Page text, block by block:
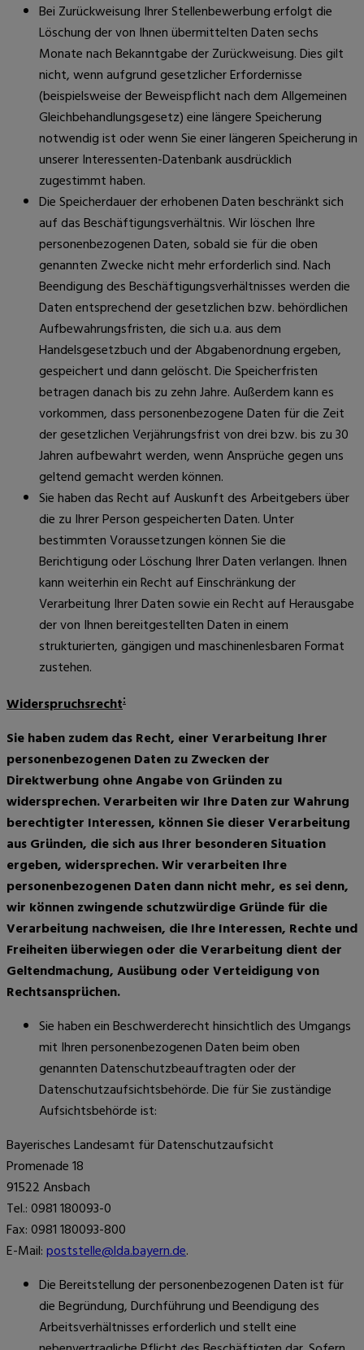
Bei Zurückweisung Ihrer Stellenbewerbung erfolgt die
Löschung der von Ihnen übermittelten Daten sechs
Monate nach Bekanntgabe der Zurückweisung. Dies gilt
nicht, wenn aufgrund gesetzlicher Erfordernisse
(beispielsweise der Beweispflicht nach dem Allgemeinen
Gleichbehandlungsgesetz) eine längere Speicherung
notwendig ist oder wenn Sie einer längeren Speicherung in
unserer Interessenten-Datenbank ausdrücklich
zugestimmt haben.
Die Speicherdauer der erhobenen Daten beschränkt sich
auf das Beschäftigungsverhältnis. Wir löschen Ihre
personenbezogenen Daten, sobald sie für die oben
genannten Zwecke nicht mehr erforderlich sind. Nach
Beendigung des Beschäftigungsverhältnisses werden die
Daten entsprechend der gesetzlichen bzw. behördlichen
Aufbewahrungsfristen, die sich u.a. aus dem
Handelsgesetzbuch und der Abgabenordnung ergeben,
gespeichert und dann gelöscht. Die Speicherfristen
betragen danach bis zu zehn Jahre. Außerdem kann es
vorkommen, dass personenbezogene Daten für die Zeit
der gesetzlichen Verjährungsfrist von drei bzw. bis zu 30
Jahren aufbewahrt werden, wenn Ansprüche gegen uns
geltend gemacht werden können.
Sie haben das Recht auf Auskunft des Arbeitgebers über
die zu Ihrer Person gespeicherten Daten. Unter
bestimmten Voraussetzungen können Sie die
Berichtigung oder Löschung Ihrer Daten verlangen. Ihnen
kann weiterhin ein Recht auf Einschränkung der
Verarbeitung Ihrer Daten sowie ein Recht auf Herausgabe
der von Ihnen bereitgestellten Daten in einem
strukturierten, gängigen und maschinenlesbaren Format
zustehen.
Widerspruchsrecht:
Sie haben zudem das Recht, einer Verarbeitung Ihrer
personenbezogenen Daten zu Zwecken der
Direktwerbung ohne Angabe von Gründen zu
widersprechen. Verarbeiten wir Ihre Daten zur Wahrung
berechtigter Interessen, können Sie dieser Verarbeitung
aus Gründen, die sich aus Ihrer besonderen Situation
ergeben, widersprechen. Wir verarbeiten Ihre
personenbezogenen Daten dann nicht mehr, es sei denn,
wir können zwingende schutzwürdige Gründe für die
Verarbeitung nachweisen, die Ihre Interessen, Rechte und
Freiheiten überwiegen oder die Verarbeitung dient der
Geltendmachung, Ausübung oder Verteidigung von
Rechtsansprüchen.
Sie haben ein Beschwerderecht hinsichtlich des Umgangs
mit Ihren personenbezogenen Daten beim oben
genannten Datenschutzbeauftragten oder der
Datenschutzaufsichtsbehörde. Die für Sie zuständige
Aufsichtsbehörde ist:
Bayerisches Landesamt für Datenschutzaufsicht
Promenade 18
91522 Ansbach
Tel.: 0981 180093-0
Fax: 0981 180093-800
E-Mail:poststelle@lda.bayern.de.
Die Bereitstellung der personenbezogenen Daten ist für
die Begründung, Durchführung und Beendigung des
Arbeitsverhältnisses erforderlich und stellt eine